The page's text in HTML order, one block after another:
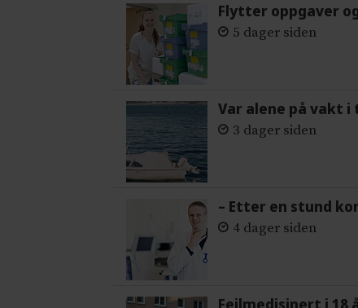
Flytter oppgaver
5 dager siden
Var alene på vakt
3 dager siden
– Etter en stund
4 dager siden